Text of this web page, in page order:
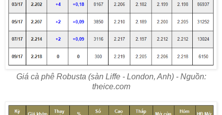
Giá cà phê Robusta (sàn Liffe - London, Anh) - Nguồn:
theice.com